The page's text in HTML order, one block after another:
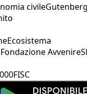
civileGutenberg
Ecosistema
Fondazione Avvenire
FISC